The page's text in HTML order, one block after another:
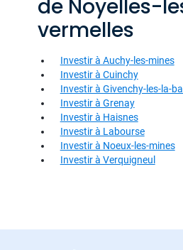
de Noyelles-
vermelles
Investir à Auchy-les-mines
Investir à Cuinchy
Investir à Givenchy-les-la-
Investir à Grenay
Investir à Haisnes
Investir à Labourse
Investir à Noeux-les-mines
Investir à Verquigneul